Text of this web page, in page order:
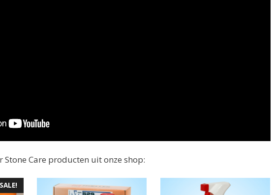
Care producten uit onze shop:
SALE!